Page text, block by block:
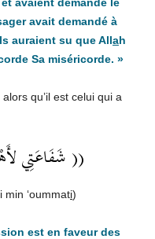
avait demandé à
auraient su que Allah
Sa miséricorde. »
qu’il est celui qui a
(( شَفَاعَتِي
min ‘oummati)
est en faveur des